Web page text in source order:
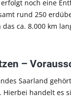
noch eine
rund 250
ca. 8.000 km
–
Saarland
handelt es